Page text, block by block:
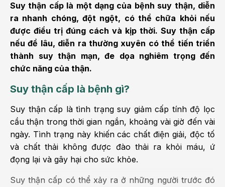
Suy thận cấp là một dạng của bệnh suy thận, diễn
ra nhanh chóng, đột ngột, có thể chữa khỏi nếu
được điều trị đúng cách và kịp thời. Suy thận cấp
nếu để lâu, diễn ra thường xuyên có thể tiến triển
thành suy thận mạn, đe dọa nghiêm trọng đến
chức năng của thận.
Suy thận cấp là bệnh gì?
Suy thận cấp là tình trạng suy giảm cấp tính độ lọc
cầu thận trong thời gian ngắn, khoảng vài giờ đến vài
ngày. Tình trạng này khiến các chất điện giải, độc tố
và chất thải không được đào thải ra khỏi máu, ứ
đọng lại và gây hại cho sức khỏe.
Suy thận cấp có thể xảy ra ở những người trước đó